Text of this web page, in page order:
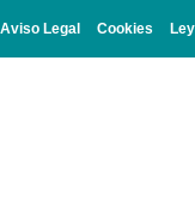
Aviso Legal Cookies